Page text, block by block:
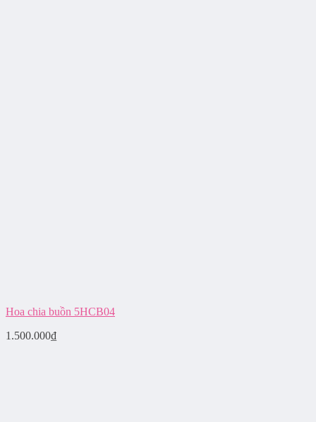
Hoa chia buồn 5HCB04
1.500.000₫